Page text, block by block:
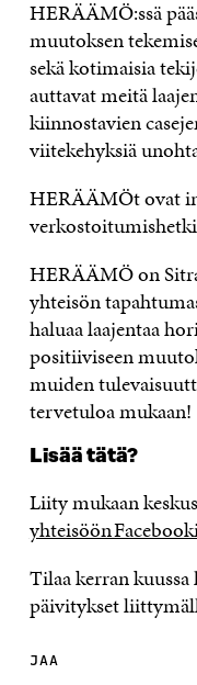
HERÄÄMÖ:ssä
muutoksen
sekä kotimaisia
auttavat meitä
kiinnostavien
viitekehyksiä
HERÄÄMÖt ovat
HERÄÄMÖ on
yhteisön
haluaa laajentaa
positiiviseen
muiden
tervetuloa mukaan!
Lisää tätä?
Liity mukaan
yhteisöön
Tilaa kerran
päivitykset
JAA